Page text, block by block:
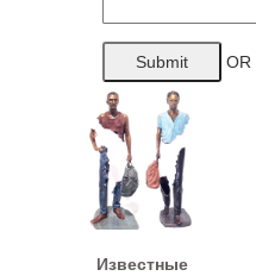
OR
Известные